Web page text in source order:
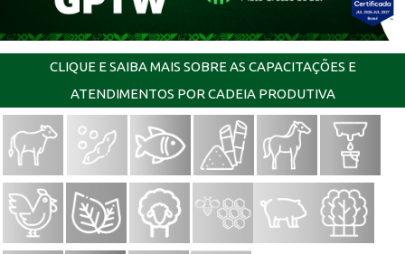
CLIQUE E SAIBA MAIS SOBRE AS CAPACITAÇÕES E
ATENDIMENTOS POR CADEIA PRODUTIVA